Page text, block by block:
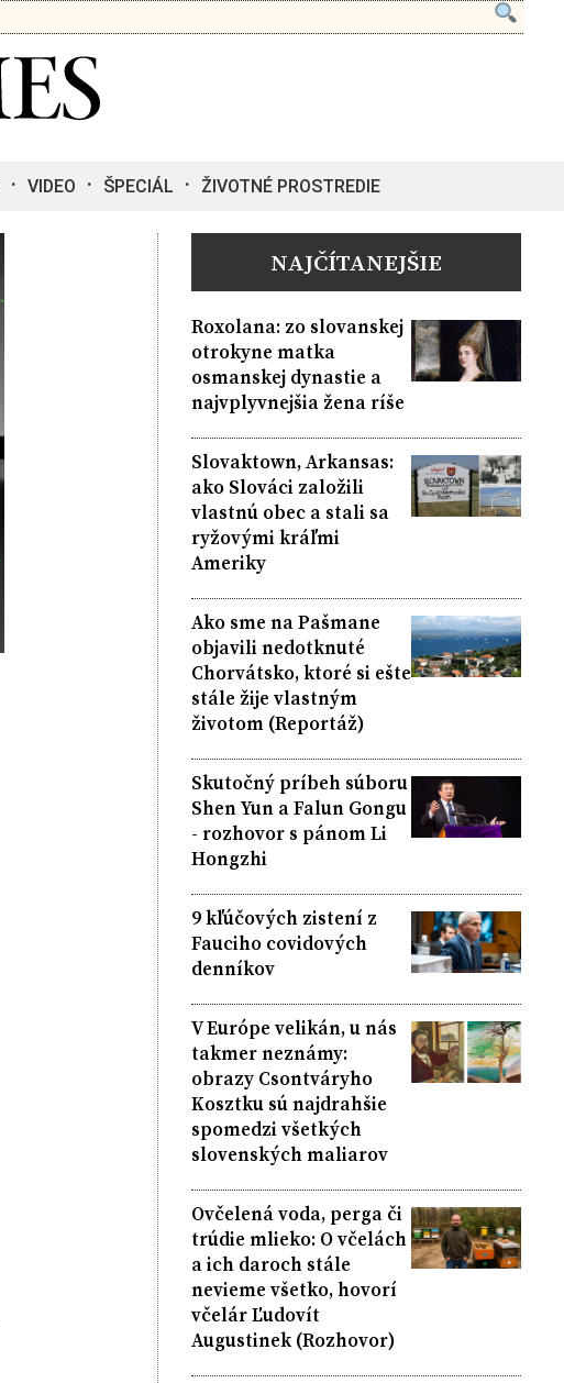
VIDEO ŠPECIÁL ŽIVOTNÉ PROSTREDIE
NAJČÍTANEJŠIE
Roxolana: zo slovanskej
otrokyne matka
osmanskej dynastie a
najvplyvnejšia žena ríše
Slovaktown, Arkansas:
ako Slováci založili
vlastnú obec a stali sa
ryžovými kráľmi
Ameriky
Ako sme na Pašmane
objavili nedotknuté
Chorvátsko, ktoré si ešte
stále žije vlastným
životom (Reportáž)
Skutočný príbeh súboru
Shen Yun a Falun Gongu
- rozhovor s pánom Li
Hongzhi
9 kľúčových zistení z
Fauciho covidových
denníkov
V Európe velikán, u nás
takmer neznámy:
obrazy Csontváryho
Kosztku sú najdrahšie
spomedzi všetkých
slovenských maliarov
Ovčelená voda, perga či
trúdie mlieko: O včelách
a ich daroch stále
nevieme všetko, hovorí
včelár Ľudovít
Augustinek (Rozhovor)